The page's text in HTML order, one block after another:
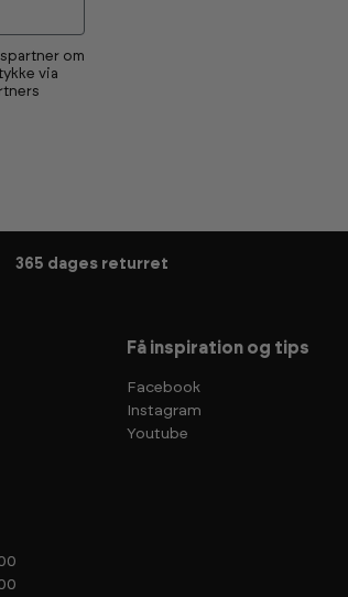
om
via
365 dages returret
Få inspiration og tips
Facebook
Instagram
Youtube